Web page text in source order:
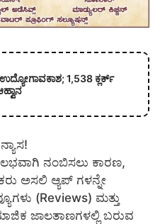
1,538 ಕ್ಲರ್ಕ್
ನಂಬಿಸಲು ಕಾರಣ,
ಅಸಲಿ ಆ್ಯಪ್ ಗಳನ್ನೇ
(Reviews) ಮತ್ತು
ಜಾಲತಾಣಗಳಲ್ಲಿ ಬರುವ